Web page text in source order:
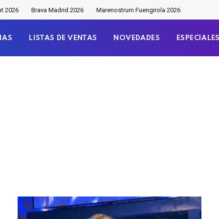
2026 Brava Madrid 2026 Marenostrum Fuengirola 2026
LISTAS DE VENTAS NOVEDADES